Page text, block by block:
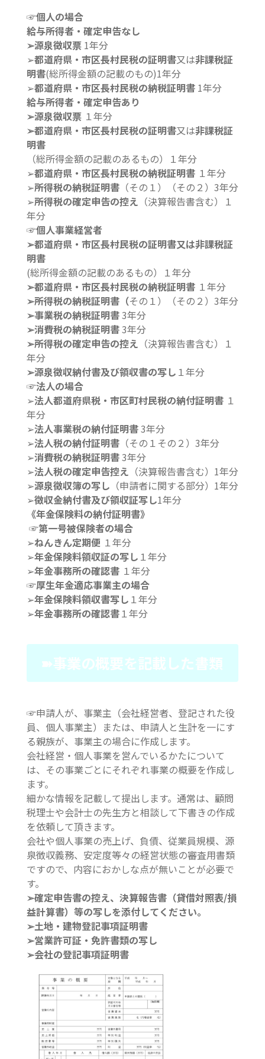
☞個人の場合
給与所得者・確定申告なし
➢源泉徴収票1年分
➢都道府県・市区長村民税の証明書又は非課税証
明書(総所得金額の記載のもの)1年分
➢都道府県・市区長村民税の納税証明書1年分
給与所得者・確定申告あり
➢源泉徴収票１年分
➢都道府県・市区長村民税の証明書又は非課税証
明書
（総所得金額の記載のあるもの）１年分
➢都道府県・市区長村民税の納税証明書１年分
➢所得税の納税証明書（その１）（その２）3年分
➢所得税の確定申告の控え （決算報告書含む）１
年分
☞個人事業経営者
➢都道府県・市区長村民税の証明書又は非課税証
明書
(総所得金額の記載のあるもの）１年分
➢都道府県・市区長村民税の納税証明書 １年分
➢所得税の納税証明書（その１）（その２）3年分
➢事業税の納税証明書3年分
➢消費税の納税証明書3年分
➢所得税の確定申告の控え （決算報告書含む）１
年分
➢源泉徴収納付書及び領収書の写し １年分
☞法人の場合
➢法人都道府県税・市区町村民税の納付証明書１
年分
➢法人事業税の納付証明書3年分
➢法人税の納付証明書（その１その２）3年分
➢消費税の納税証明書3年分
➢法人税の確定申告控え （決算報告書含む）1年分
➢源泉徴収簿の写し （申請者に関する部分）1年分
➢徴収金納付書及び領収証写し1年分
《年金保険料の納付証明書》
☞第一号被保険者の場合
➢ねんきん定期便１年分
➢年金保険料領収証の写し １年分
➢年金事務所の確認書１年分
☞厚生年金適応事業主の場合
➢年金保険料領収書写し １年分
➢年金事務所の確認書１年分
➽事業の概要を記載した書類
☞申請人が、事業主（会社経営者、登記された役
員、個人事業主）または、申請人と生計を一にす
る親族が、事業主の場合に作成します。
会社経営・個人事業を営んでいるかたについて
は、その事業ごとにそれぞれ事業の概要を作成し
ます。
細かな情報を記載して提出します。通常は、顧問
税理士や会計士の先生方と相談して下書きの作成
を依頼して頂きます。
会社や個人事業の売上げ、負債、従業員規模、源
泉徴収義務、安定度等々の経営状態の審査用書類
ですので、内容におかしな点が無いことが必要で
す。
➢確定申告書の控え、決算報告書（貸借対照表/損
益計算書）等の写しを添付してください。
➢土地・建物登記事項証明書
➢営業許可証・免許書類の写し
➢会社の登記事項証明書